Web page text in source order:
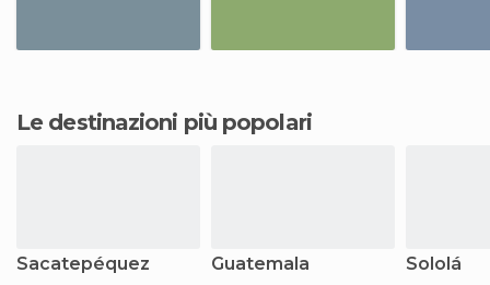
Le destinazioni più popolari
Sacatepéquez Guatemala Sololá